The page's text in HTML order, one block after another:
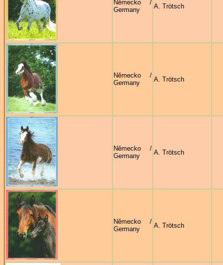
Německo /
Germany
A. Trötsch
Německo /
Germany
A. Trötsch
Německo /
Germany
A. Trötsch
Německo /
Germany
A. Trötsch